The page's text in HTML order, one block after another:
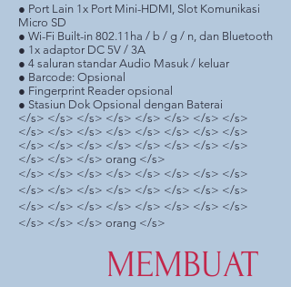
● Port Lain 1x Port Mini-HDMI, Slot Komunikasi
Micro SD
● Wi-Fi Built-in 802.11ha / b / g / n, dan Bluetooth
● 1x adaptor DC 5V / 3A
● 4 saluran standar Audio Masuk / keluar
● Barcode: Opsional
● Fingerprint Reader opsional
● Stasiun Dok Opsional dengan Baterai
</s> </s> </s> </s> </s> </s> </s> </s>
</s> </s> </s> </s> </s> </s> </s> </s>
</s> </s> </s> </s> </s> </s> </s> </s>
</s> </s> </s> orang </s>
</s> </s> </s> </s> </s> </s> </s> </s>
</s> </s> </s> </s> </s> </s> </s> </s>
</s> </s> </s> </s> </s> </s> </s> </s>
</s> </s> </s> orang </s>
MEMBUAT